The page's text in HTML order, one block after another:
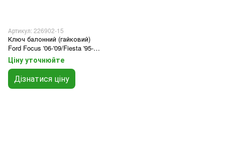
Артикул: 226902-15
Ключ балонний (гайковий)
Ford Focus '06-'09/Fiesta '95-
'09/C-Max '06-'09/Kuga '08-'09
Ціну уточнюйте
Дізнатися ціну